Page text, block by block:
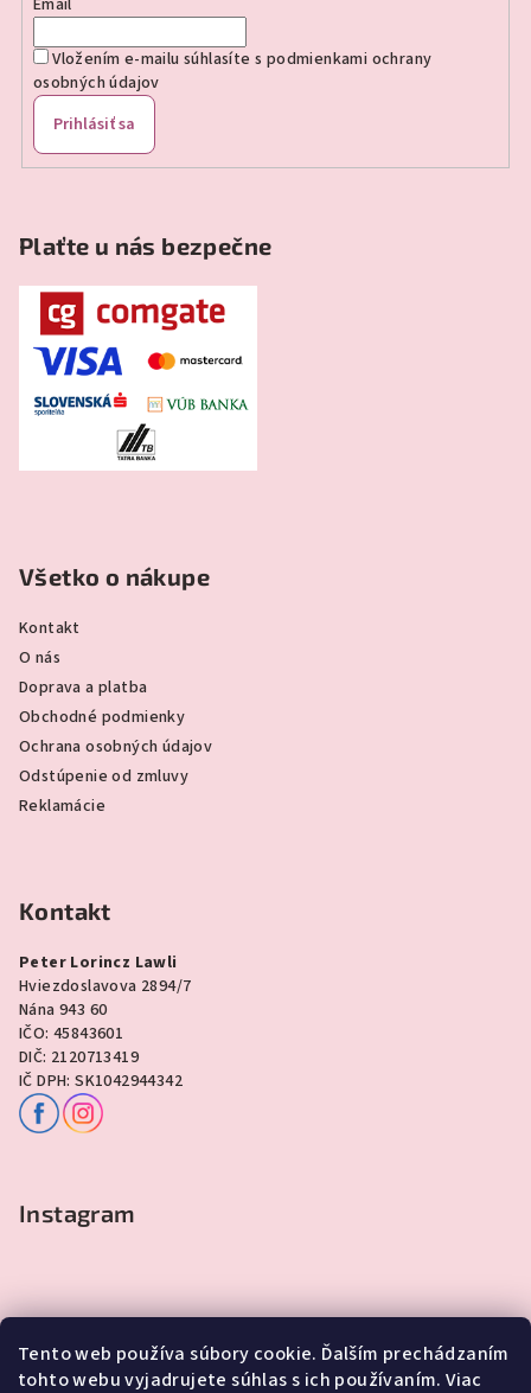
Tento web používa súbory cookie. Ďalším prechádzaním
tohto webu vyjadrujete súhlas s ich používaním. Viac
Email
Vložením e-mailu súhlasíte s podmienkami ochrany
osobných údajov
Prihlásiť sa
Plaťte u nás bezpečne
Všetko o nákupe
Kontakt
O nás
Doprava a platba
Obchodné podmienky
Ochrana osobných údajov
Odstúpenie od zmluvy
Reklamácie
Kontakt
Peter Lorincz Lawli
Hviezdoslavova 2894/7
Nána 943 60
IČO: 45843601
DIČ: 2120713419
IČ DPH: SK1042944342
Instagram